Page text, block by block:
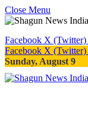
Close Menu
Facebook X (Twitter)
Facebook X (Twitter)
Sunday, August 9